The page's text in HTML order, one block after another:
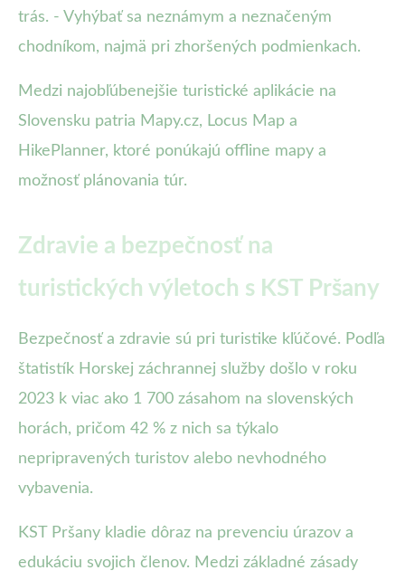
trás. - Vyhýbať sa neznámym a neznačeným
chodníkom, najmä pri zhoršených podmienkach.
Medzi najobľúbenejšie turistické aplikácie na
Slovensku patria Mapy.cz, Locus Map a
HikePlanner, ktoré ponúkajú offline mapy a
možnosť plánovania túr.
Zdravie a bezpečnosť na
turistických výletoch s KST Pršany
Bezpečnosť a zdravie sú pri turistike kľúčové. Podľa
štatistík Horskej záchrannej služby došlo v roku
2023 k viac ako 1 700 zásahom na slovenských
horách, pričom 42 % z nich sa týkalo
nepripravených turistov alebo nevhodného
vybavenia.
KST Pršany kladie dôraz na prevenciu úrazov a
edukáciu svojich členov. Medzi základné zásady